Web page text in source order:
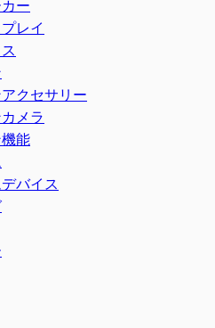
ー
レイ
クセサリー
メラ
能
バイス